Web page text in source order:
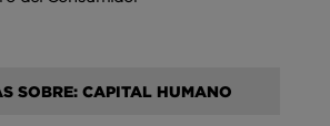
SOBRE: CAPITAL HUMANO